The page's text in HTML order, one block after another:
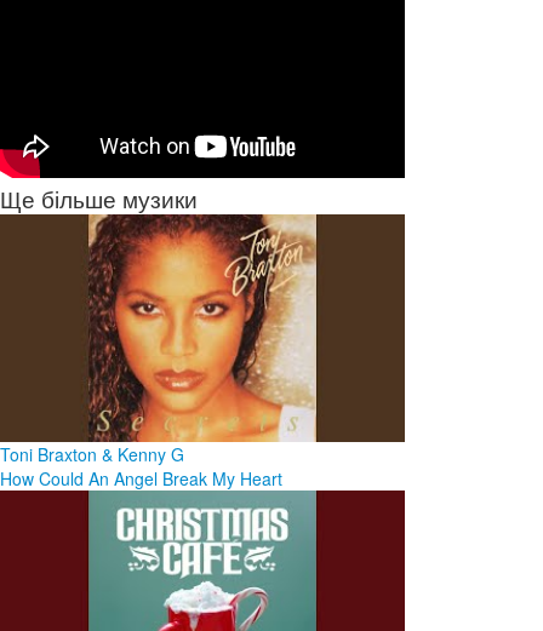
Ще більше музики
Toni Braxton & Kenny G
How Could An Angel Break My Heart